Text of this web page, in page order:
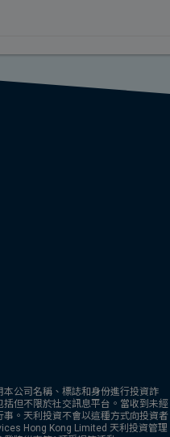
公司名稱、標誌和身份進行投資詐
但不限於社交訊息平台。當收到未經
。天利投資不會以這種方式向投資者
Hong Kong Limited 天利投資管理